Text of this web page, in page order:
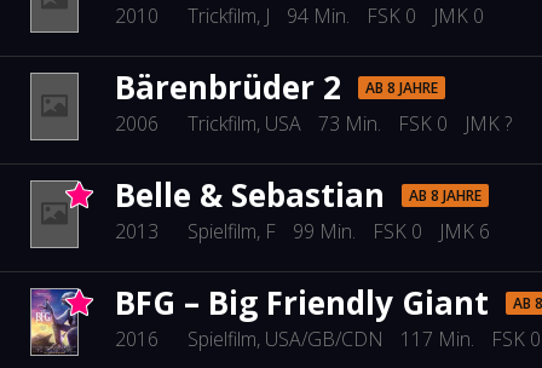
2010 Trickfilm, J 94 Min. FSK 0 JMK 0
Bärenbrüder 2 AB 8 JAHRE
2006 Trickfilm, USA 73 Min. FSK 0 JMK ?
Belle & Sebastian AB 8 JAHRE
2013 Spielfilm, F 99 Min. FSK 0 JMK 6
BFG – Big Friendly Giant AB
2016 Spielfilm, USA/GB/CDN 117 Min. FSK 0